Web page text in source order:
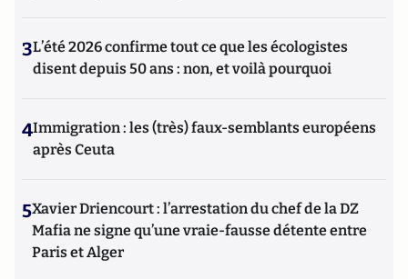
3L’été 2026 confirme tout ce que les écologistes
disent depuis 50 ans : non, et voilà pourquoi
4Immigration : les (très) faux-semblants européens
après Ceuta
5Xavier Driencourt : l’arrestation du chef de la DZ
Mafia ne signe qu’une vraie-fausse détente entre
Paris et Alger